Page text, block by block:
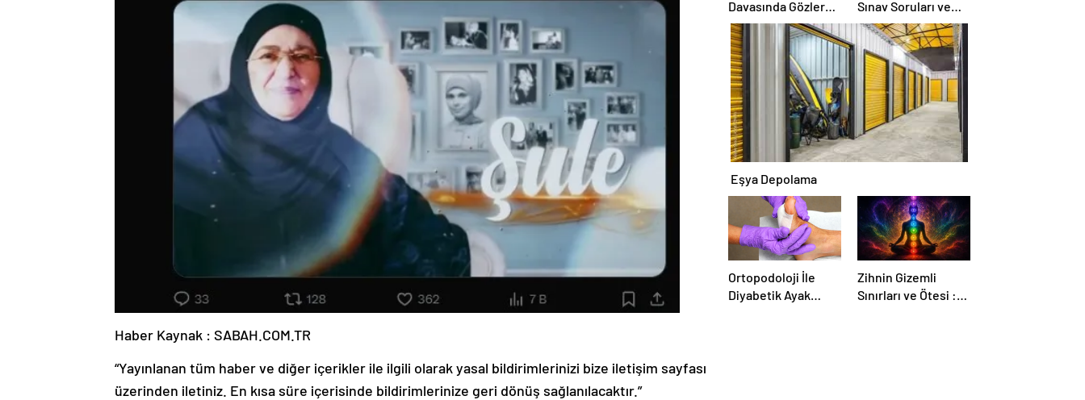
Haber Kaynak : SABAH.COM.TR
“Yayınlanan tüm haber ve diğer içerikler ile ilgili olarak yasal bildirimlerinizi bize iletişim sayfası
üzerinden iletiniz. En kısa süre içerisinde bildirimlerinize geri dönüş sağlanılacaktır.”
Davasında Gözler
Temmuz Ayındaki
Karar Duruşmasına
Çevrildi
Sınav Soruları ve
Canlı Açıköğretim
Forumu Burada
Eşya Depolama
Ortopodoloji İle
Diyabetik Ayak
Zihnin Gizemli
Sınırları ve Ötesi :